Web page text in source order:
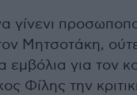
γίνενι
τον Μητσοτάκη,
για τον
Φίλης την